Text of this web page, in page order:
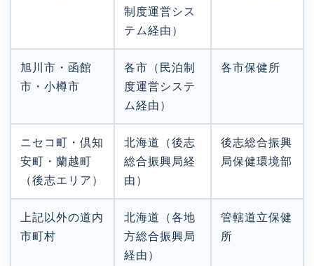
制度運営シス
テム経由）
旭川市・函館
市・小樽市
各市（民泊制
度運営システ
ム経由）
各市保健所
ニセコ町・倶知
安町・蘭越町
（後志エリア）
北海道（後志
総合振興局経
由）
後志総合振興
局保健環境部
上記以外の道内
市町村
北海道（各地
方総合振興局
経由）
管轄道立保健
所